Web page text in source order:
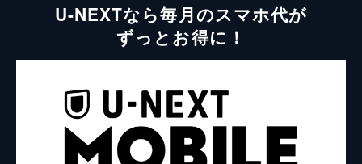
U-NEXTなら毎月のスマホ代が
ずっとお得に！